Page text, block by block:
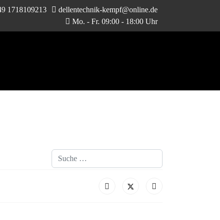
1718109213
dellentechnik-kempf@online.de
Mo. - Fr. 09:00 - 18:00 Uhr
Suchen